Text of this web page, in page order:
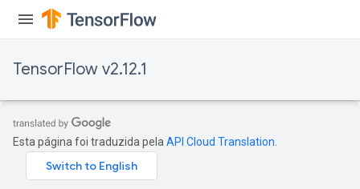
TensorFlow v2.12.1
Esta página foi traduzida pela API Cloud Translation